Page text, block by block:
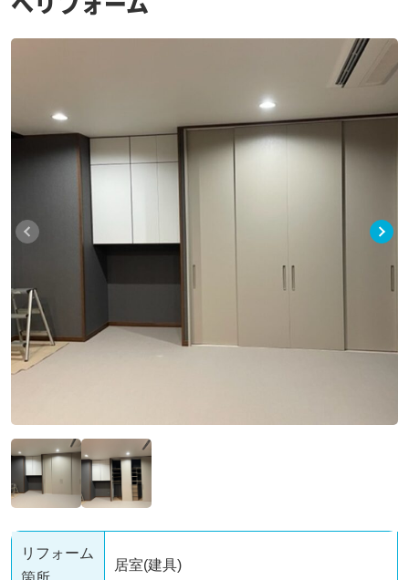
リフォーム事例
アフターサポート
よくあるご質問
コーポレートサイト
店舗一覧
リフォーム
居室(建具)